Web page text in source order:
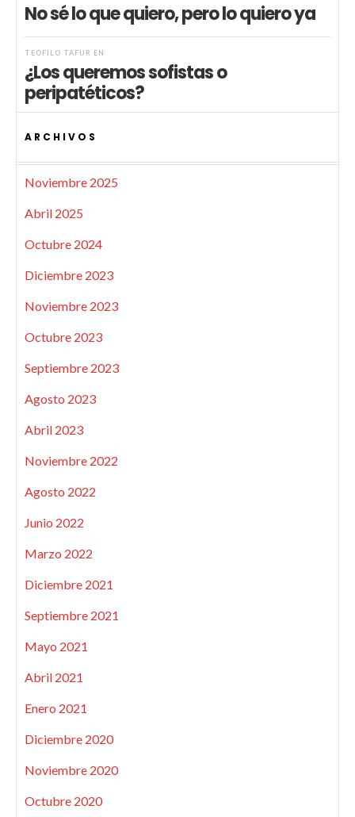
No sé lo que quiero, pero lo quiero ya
TEÓFILO TAFUR EN
¿Los queremos sofistas o
peripatéticos?
ARCHIVOS
Noviembre 2025
Abril 2025
Octubre 2024
Diciembre 2023
Noviembre 2023
Octubre 2023
Septiembre 2023
Agosto 2023
Abril 2023
Noviembre 2022
Agosto 2022
Junio 2022
Marzo 2022
Diciembre 2021
Septiembre 2021
Mayo 2021
Abril 2021
Enero 2021
Diciembre 2020
Noviembre 2020
Octubre 2020